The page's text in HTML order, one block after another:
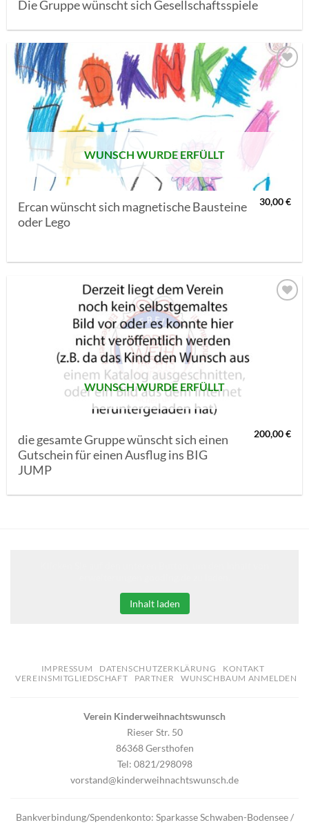
Die Gruppe wünscht sich Gesellschaftsspiele
AUF MEINE
MERKLISTE
SETZEN
WUNSCH WURDE ERFÜLLT
Ercan wünscht sich magnetische Bausteine
oder Lego
30,00€
WUNSCH WURDE ERFÜLLT
die gesamte Gruppe wünscht sich einen
Gutschein für einen Ausflug ins BIG
JUMP
200,00€
Inhalt laden
IMPRESSUM DATENSCHUTZERKLÄRUNG
KONTAKT
VEREINSMITGLIEDSCHAFT
PARTNER WUNSCHBAUM ANMELDEN
Verein Kinderweihnachtswunsch
Rieser Str. 50
86368 Gersthofen
Tel: 0821/298098
vorstand@kinderweihnachtswunsch.de
Bankverbindung/Spendenkonto: Sparkasse Schwaben-Bodensee /